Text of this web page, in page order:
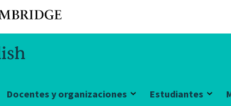
Docentes y organizaciones Estudiantes